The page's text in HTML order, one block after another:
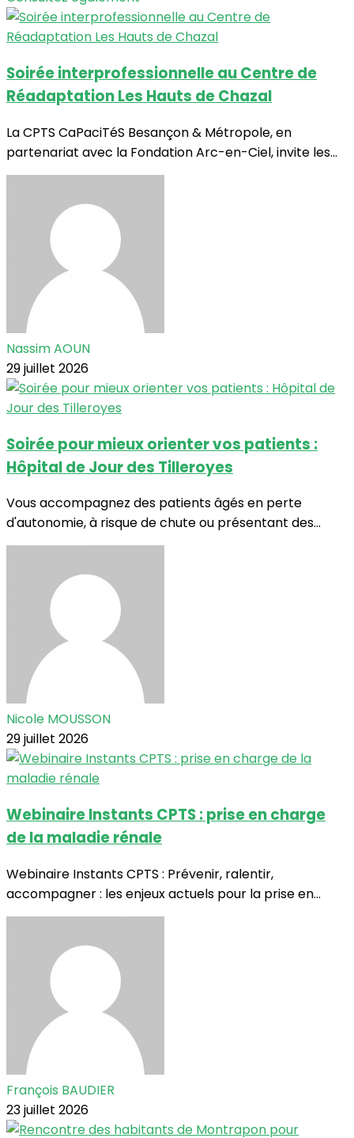
Soirée interprofessionnelle au Centre de
Réadaptation Les Hauts de Chazal
La CPTS CaPaciTéS Besançon & Métropole, en
partenariat avec la Fondation Arc-en-Ciel, invite les...
Nassim AOUN
29 juillet 2026
Soirée pour mieux orienter vos patients :
Hôpital de Jour des Tilleroyes
Vous accompagnez des patients âgés en perte
d'autonomie, à risque de chute ou présentant des...
Nicole MOUSSON
29 juillet 2026
Webinaire Instants CPTS : prise en charge
de la maladie rénale
Webinaire Instants CPTS : Prévenir, ralentir,
accompagner : les enjeux actuels pour la prise en...
François BAUDIER
23 juillet 2026